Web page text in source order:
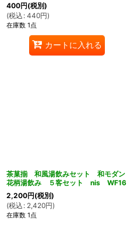
400円(税別)
(税込 : 440円)
在庫数 1点
カートに入れる
茶菓揃 和風湯飲みセット 和モダン
花柄湯飲み ５客セット nis WF16
2,200円(税別)
(税込 : 2,420円)
在庫数 1点